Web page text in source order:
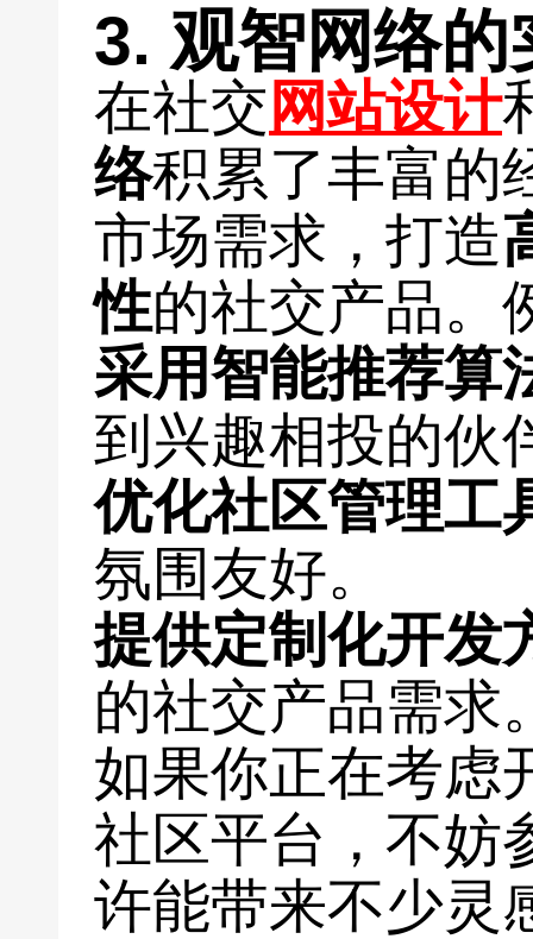
3. 观智网络的
在社交 网站设计
络积累了丰富的
市场需求，打造
性的社交产品。
采用智能推荐算
到兴趣相投的伙
优化社区管理工
氛围友好。
提供定制化开发
的社交产品需求
如果你正在考虑
社区平台，不妨
许能带来不少灵